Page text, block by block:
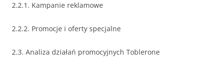
2.2.1. Kampanie reklamowe
2.2.2. Promocje i oferty specjalne
2.3. Analiza działań promocyjnych Toblerone